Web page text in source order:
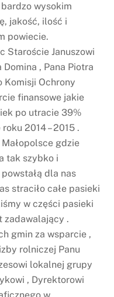
wysokim
jakość, ilość i
powiecie.
Staroście Januszowi
, Pana Piotra
Komisji Ochrony
finansowe jakie
po utracie 39%
2014 – 2015 .
gdzie
tak szybko i
dla nas
straciło całe pasieki
w części pasieki
zadawalający .
gmin za wsparcie ,
rolniczej Panu
lokalnej grupy
, Dyrektorowi